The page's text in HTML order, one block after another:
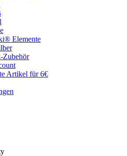
Elemente
Zubehör
Artikel für 6€